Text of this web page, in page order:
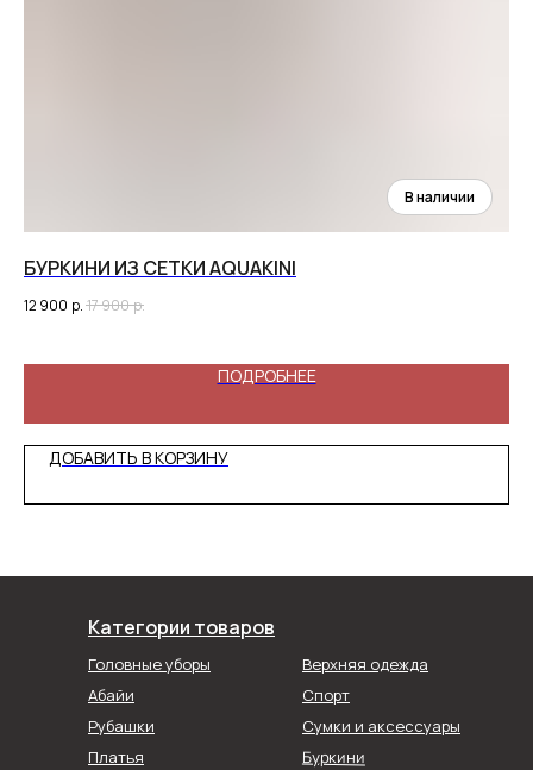
БУРКИНИ ИЗ СЕТКИ AQUAKINI
12 900 р. 17 900р.
ПОДРОБНЕЕ
ДОБАВИТЬ В КОРЗИНУ
Категории товаров
Головные уборы
Абайи
Рубашки
Спорт
Верхняя одежда
Сумки и аксессуары
Платья
Буркини